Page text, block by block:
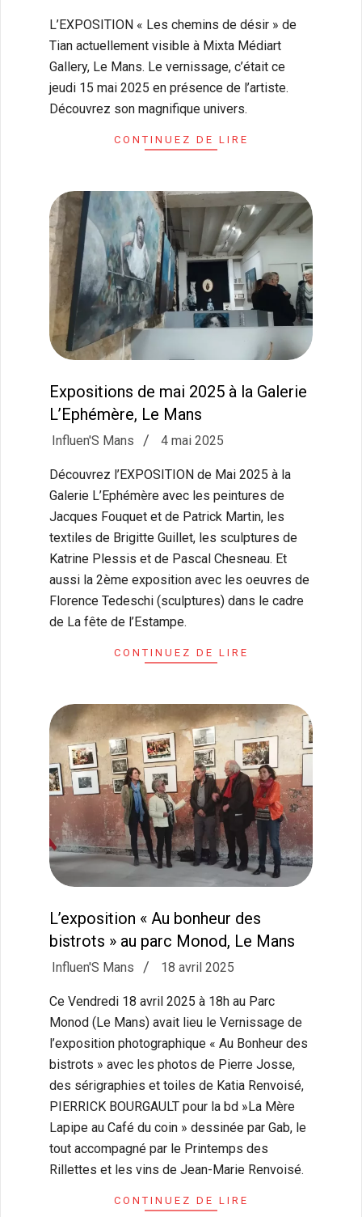
15
L’EXPOSITION « Les chemins de désir » de
Tian actuellement visible à Mixta Médiart
Gallery, Le Mans. Le vernissage, c’était ce
jeudi 15 mai 2025 en présence de l’artiste.
Découvrez son magnifique univers.
CONTINUEZ DE LIRE
Expositions de mai 2025 à la Galerie
L’Ephémère, Le Mans
2025-
04
Influen'S Mans 4 mai 2025
Découvrez l’EXPOSITION de Mai 2025 à la
Galerie L’Ephémère avec les peintures de
Jacques Fouquet et de Patrick Martin, les
textiles de Brigitte Guillet, les sculptures de
Katrine Plessis et de Pascal Chesneau. Et
aussi la 2ème exposition avec les oeuvres de
Florence Tedeschi (sculptures) dans le cadre
de La fête de l’Estampe.
CONTINUEZ DE LIRE
L’exposition « Au bonheur des
bistrots » au parc Monod, Le Mans
2025-
18
Influen'S Mans 18 avril 2025
Ce Vendredi 18 avril 2025 à 18h au Parc
Monod (Le Mans) avait lieu le Vernissage de
l’exposition photographique « Au Bonheur des
bistrots » avec les photos de Pierre Josse,
des sérigraphies et toiles de Katia Renvoisé,
PIERRICK BOURGAULT pour la bd »La Mère
Lapipe au Café du coin » dessinée par Gab, le
tout accompagné par le Printemps des
Rillettes et les vins de Jean-Marie Renvoisé.
CONTINUEZ DE LIRE